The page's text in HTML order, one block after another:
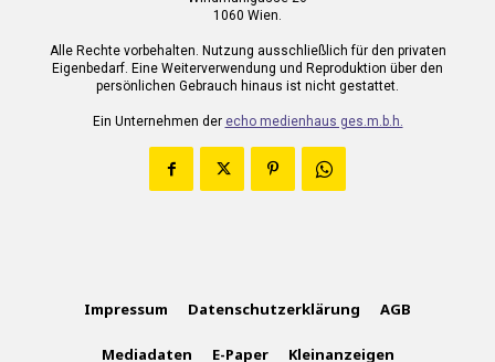
1060 Wien.
Alle Rechte vorbehalten. Nutzung ausschließlich für den privaten
Eigenbedarf. Eine Weiterverwendung und Reproduktion über den
persönlichen Gebrauch hinaus ist nicht gestattet.
Ein Unternehmen der echo medienhaus ges.m.b.h.
Impressum Datenschutzerklärung AGB
Mediadaten E-Paper Kleinanzeigen